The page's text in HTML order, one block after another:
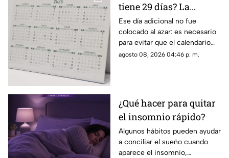
tiene 29 días? La
curiosa razón detrás de
los años bisiestos
Ese día adicional no fue
colocado al azar: es necesario
para evitar que el calendario
pierda sincronía con las
agosto 08, 2026 04:46 p. m.
¿Qué hacer para quitar
el insomnio rápido?
Algunos hábitos pueden ayudar
a conciliar el sueño cuando
aparece el insomnio,